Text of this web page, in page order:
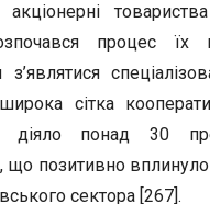
процес їх
сітка
діяло понад 30
що позитивно
сектора [267].